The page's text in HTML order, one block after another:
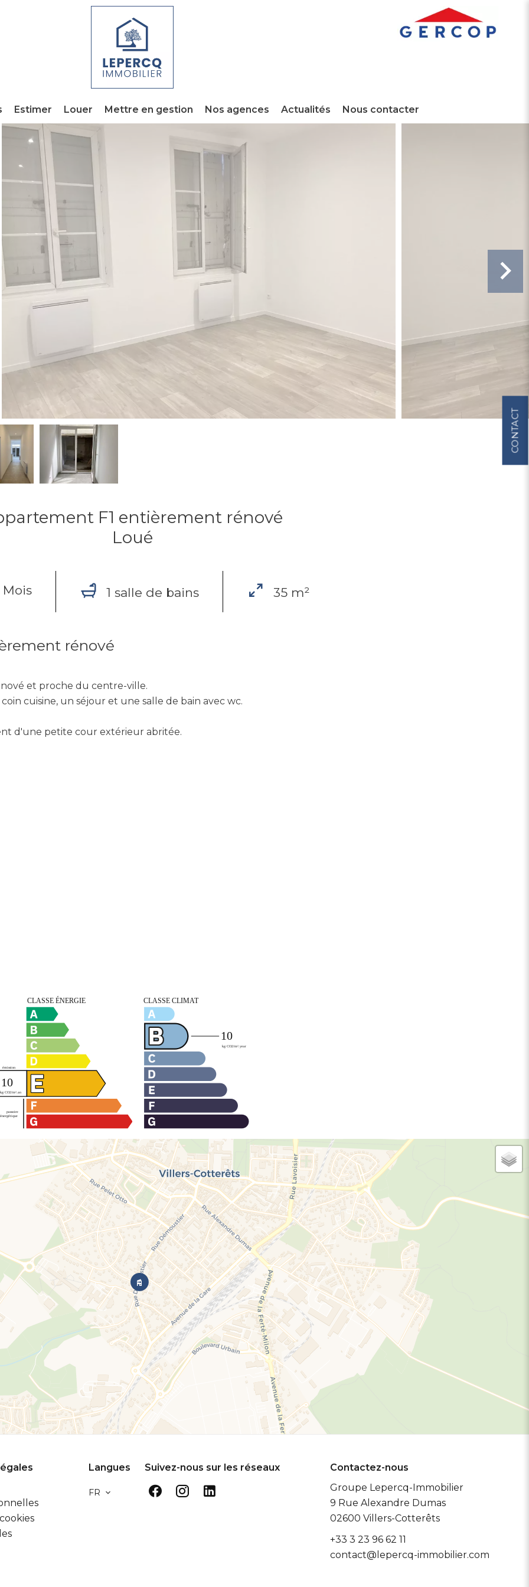
Estimer Louer Mettre en gestion Nos agences Actualités Nous contacter
CONTACT
F1 entièrement rénové
Loué
1 salle de bains 35 m²
rénové
et proche du centre-ville.
cuisine, un séjour et une salle de bain avec wc.
d'une petite cour extérieur abritée.
Langues
FR
Suivez-nous sur les réseaux
Contactez-nous
Groupe Lepercq-Immobilier
9 Rue Alexandre Dumas
02600 Villers-Cotterêts
+33 3 23 96 62 11
contact@lepercq-immobilier.com